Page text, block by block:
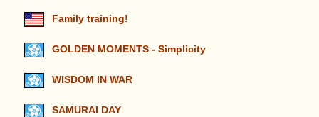
Family training!
GOLDEN MOMENTS - Simplicity
WISDOM IN WAR
SAMURAI DAY